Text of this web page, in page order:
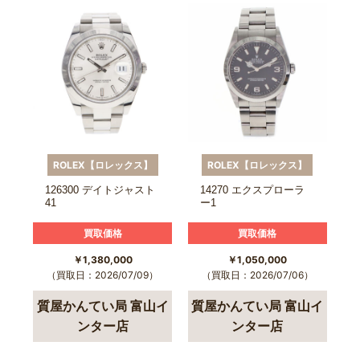
ROLEX【ロレックス】
126300 デイトジャスト
41
買取価格
￥1,380,000
（買取日：2026/07/09）
質屋かんてい局 富山イ
ンター店
ROLEX【ロレックス】
14270 エクスプローラ
ー1
買取価格
￥1,050,000
（買取日：2026/07/06）
質屋かんてい局 富山イ
ンター店